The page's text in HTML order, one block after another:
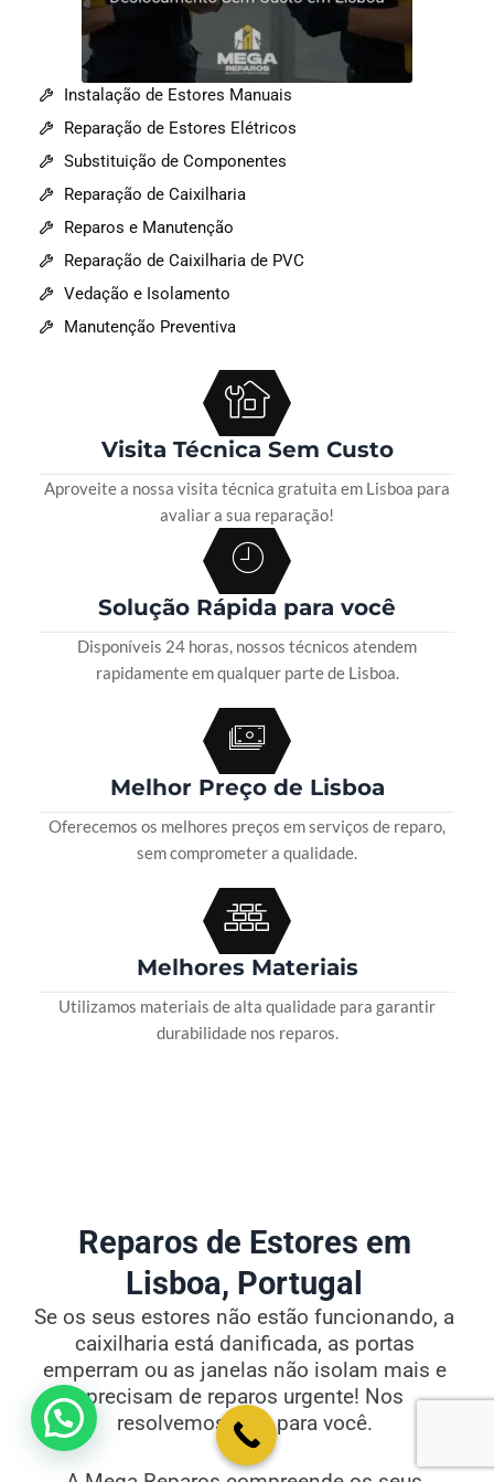
Instalação de Estores Manuais
Reparação de Estores Elétricos
Substituição de Componentes
Reparação de Caixilharia
Reparos e Manutenção
Reparação de Caixilharia de PVC
Vedação e Isolamento
Manutenção Preventiva
Visita Técnica Sem Custo
Aproveite a nossa visita técnica gratuita em Lisboa para
avaliar a sua reparação!
Solução Rápida para você
Disponíveis 24 horas, nossos técnicos atendem
rapidamente em qualquer parte de Lisboa.
Melhor Preço de Lisboa
Oferecemos os melhores preços em serviços de reparo,
sem comprometer a qualidade.
Melhores Materiais
Utilizamos materiais de alta qualidade para garantir
durabilidade nos reparos.
Reparos de Estores em
Lisboa, Portugal
Se os seus estores não estão funcionando, a
caixilharia está danificada, as portas
emperram ou as janelas não isolam mais e
precisam de reparos urgente! Nos
resolvemos isso para você.
💬 Como podemos ajudar?